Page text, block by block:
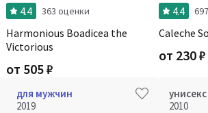
4.4 363 оценки
Harmonious Boadicea the
Victorious
от 505₽
4.4
Caleche
от 230₽
для мужчин
2019
унисекс
2010